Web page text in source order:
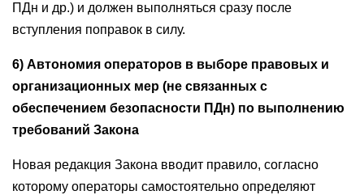
ПДн и др.) и должен выполняться сразу после
вступления поправок в силу.
6) Автономия операторов в выборе правовых и
организационных мер (не связанных с
обеспечением безопасности ПДн) по выполнению
требований Закона
Новая редакция Закона вводит правило, согласно
которому операторы самостоятельно определяют